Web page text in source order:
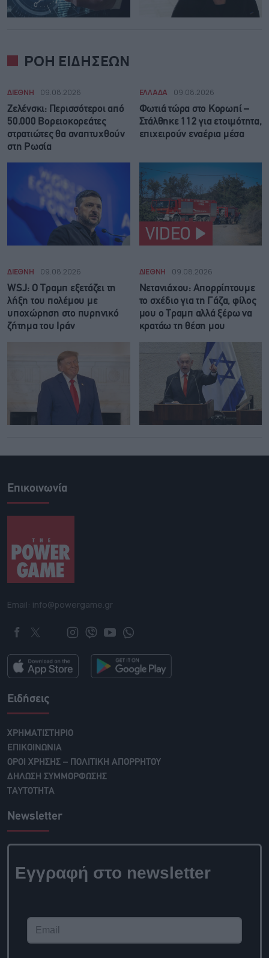
ΡΟΗ ΕΙΔΗΣΕΩΝ
ΔΙΕΘΝΗ 09.08.2026
Ζελένσκι: Περισσότεροι από
50.000 Βορειοκορεάτες
στρατιώτες θα αναπτυχθούν
στη Ρωσία
ΕΛΛΑΔΑ 09.08.2026
Φωτιά τώρα στο Κορωπί –
Στάλθηκε 112 για ετοιμότητα,
επιχειρούν εναέρια μέσα
VIDEO
ΔΙΕΘΝΗ 09.08.2026
WSJ: Ο Τραμπ εξετάζει τη
λήξη του πολέμου με
υποχώρηση στο πυρηνικό
ζήτημα του Ιράν
ΔΙΕΘΝΗ 09.08.2026
Νετανιάχου: Απορρίπτουμε
το σχέδιο για τη Γάζα, φίλος
μου ο Τραμπ αλλά ξέρω να
κρατάω τη θέση μου
Επικοινωνία
Email: info@powergame.gr
Ειδήσεις
ΧΡΗΜΑΤΙΣΤΗΡΙΟ
ΕΠΙΚΟΙΝΩΝΙΑ
ΟΡΟΙ ΧΡΗΣΗΣ – ΠΟΛΙΤΙΚΗ ΑΠΟΡΡΗΤΟΥ
ΔΗΛΩΣΗ ΣΥΜΜΟΡΦΩΣΗΣ
ΤΑΥΤΟΤΗΤΑ
Newsletter
Εγγραφή στο